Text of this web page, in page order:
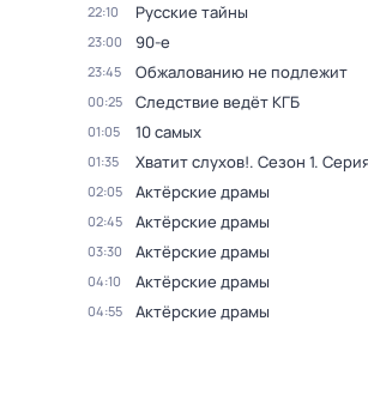
22:10 Русские тайны
23:00 90-е
23:45 Обжалованию не подлежит
00:25 Следствие ведёт КГБ
01:05 10 самых
01:35 Хватит слухов!. Сезон 1.
02:05 Актёрские драмы
02:45 Актёрские драмы
03:30 Актёрские драмы
04:10 Актёрские драмы
04:55 Актёрские драмы